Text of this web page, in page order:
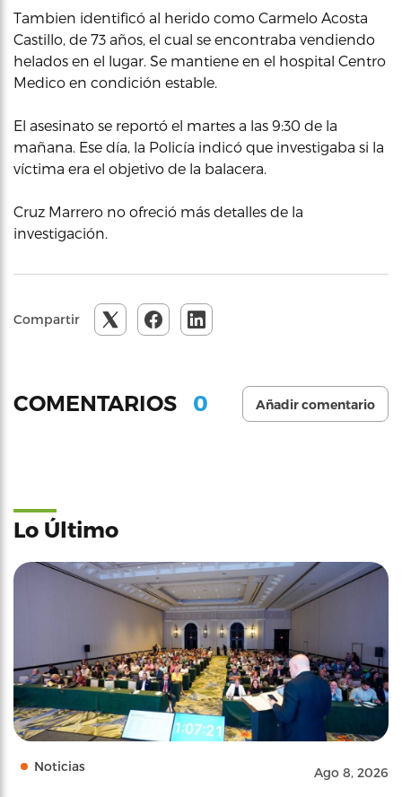
Tambien identificó al herido como Carmelo Acosta
Castillo, de 73 años, el cual se encontraba vendiendo
helados en el lugar. Se mantiene en el hospital Centro
Medico en condición estable.
El asesinato se reportó el martes a las 9:30 de la
mañana. Ese día, la Policía indicó que investigaba si la
víctima era el objetivo de la balacera.
Cruz Marrero no ofreció más detalles de la
investigación.
Compartir
COMENTARIOS 0 Añadir comentario
Lo Último
Noticias Ago 8, 2026